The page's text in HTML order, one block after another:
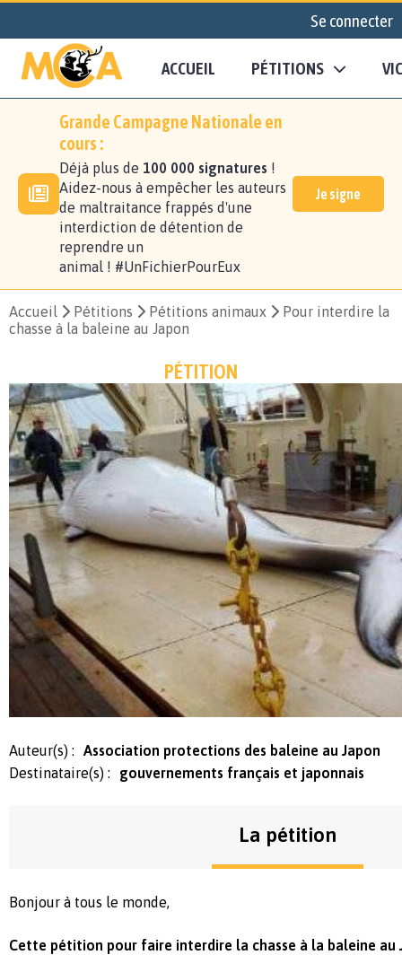
Se connecter
ACCUEIL PÉTITIONS
Grande Campagne Nationale en
cours :
Déjà plus de 100 000 signatures !
Aidez-nous à empêcher les auteurs
de maltraitance frappés d'une
interdiction de détention de
reprendre un
animal ! #UnFichierPourEux
Je signe
Accueil Pétitions Pétitions animaux
Pour interdire la
chasse à la baleine au Japon
PÉTITION
Auteur(s) :
Association protections des baleine au Japon
Destinataire(s) :
gouvernements français et japonnais
La pétition
Bonjour à tous le monde,
Cette pétition pour faire interdire la chasse à la baleine au